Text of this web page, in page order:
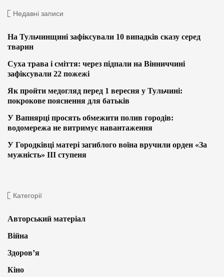
Недавні записи
На Тульчинщині зафіксували 10 випадків сказу серед
тварин
Суха трава і сміття: через підпали на Вінниччині
зафіксували 22 пожежі
Як пройти медогляд перед 1 вересня у Тульчині:
покрокове пояснення для батьків
У Вапнярці просять обмежити полив городів:
водомережа не витримує навантаження
У Городківці матері загиблого воїна вручили орден «За
мужність» ІІІ ступеня
Категорії
Авторський матеріал
Війна
Здоров’я
Кіно